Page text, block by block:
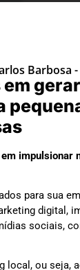
Barbosa -
gerar
impulsionar
para sua
digital,
sociais,
local, ou seja,